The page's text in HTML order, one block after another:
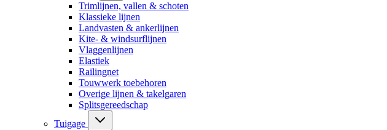
Trimlijnen, vallen & schoten
Klassieke lijnen
Landvasten & ankerlijnen
Kite- & windsurflijnen
Vlaggenlijnen
Elastiek
Railingnet
Touwwerk toebehoren
Overige lijnen & takelgaren
Splitsgereedschap
Tuigage